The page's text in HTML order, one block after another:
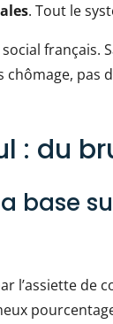
. Tout le
français.
pas
: du
base
l’assiette de